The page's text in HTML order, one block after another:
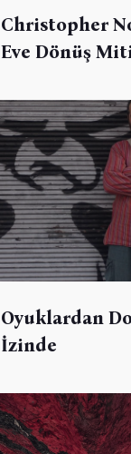
Christopher
Eve Dönüş
Oyuklardan
İzinde